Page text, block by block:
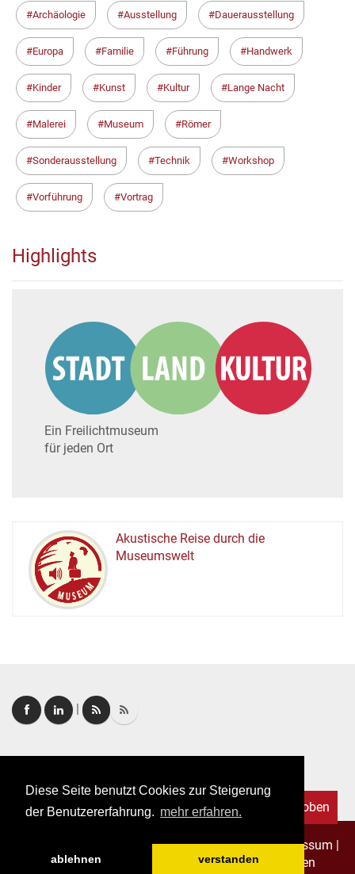
Diese Seite benutzt Cookies zur Steigerung
der Benutzererfahrung. mehr erfahren.
ablehnen verstanden
Archäologie Ausstellung Dauerausstellung
Europa Familie Führung Handwerk
Kinder Kunst Kultur Lange Nacht
Malerei Museum Römer
Sonderausstellung Technik Workshop
Vorführung Vortrag
Highlights
Ein Freilichtmuseum
für jeden Ort
MUSEUM
Akustische Reise durch die
Museumswelt
Copyright © 2026. Alle Rechte vorbehalten.–Impressum |
Datenschutz
Allgemeine Geschäftsbedingungen
Nach oben